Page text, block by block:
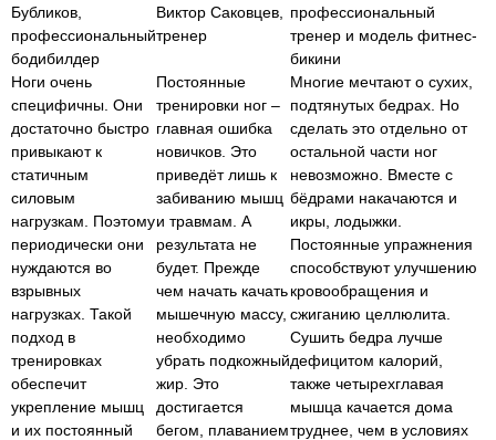
Бубликов,
профессиональный
бодибилдер
Виктор Саковцев,
тренер
профессиональный
тренер и модель фитнес-
бикини
Ноги очень
специфичны. Они
достаточно быстро
привыкают к
статичным
силовым
нагрузкам. Поэтому
периодически они
нуждаются во
взрывных
нагрузках. Такой
подход в
тренировках
обеспечит
укрепление мышц
и их постоянный
Постоянные
тренировки ног –
главная ошибка
новичков. Это
приведёт лишь к
забиванию мышц
и травмам. А
результата не
будет. Прежде
чем начать качать
мышечную массу,
необходимо
убрать подкожный
жир. Это
достигается
бегом, плаванием
Многие мечтают о сухих,
подтянутых бедрах. Но
сделать это отдельно от
остальной части ног
невозможно. Вместе с
бёдрами накачаются и
икры, лодыжки.
Постоянные упражнения
способствуют улучшению
кровообращения и
сжиганию целлюлита.
Сушить бедра лучше
дефицитом калорий,
также четырехглавая
мышца качается дома
труднее, чем в условиях